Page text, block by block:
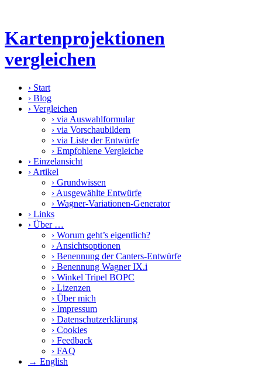
Kartenprojektionen
vergleichen
› Start
› Blog
› Vergleichen
› via Auswahlformular
› via Vorschaubildern
› via Liste der Entwürfe
› Empfohlene Vergleiche
› Einzelansicht
› Artikel
› Grundwissen
› Ausgewählte Entwürfe
› Wagner-Variationen-Generator
› Links
› Über …
› Worum geht’s eigentlich?
› Ansichtsoptionen
› Benennung der Canters-Entwürfe
› Benennung Wagner IX.i
› Winkel Tripel BOPC
› Lizenzen
› Über mich
› Impressum
› Datenschutzerklärung
› Cookies
› Feedback
› FAQ
→ English